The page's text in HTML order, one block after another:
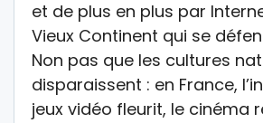
et de plus en plus par
Vieux Continent qui se
Non pas que les cultures
disparaissent : en France,
jeux vidéo fleurit, le cinéma